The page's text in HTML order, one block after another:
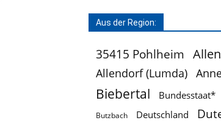
Aus der Region:
35415 Pohlheim
Allendorf (Lumda)
Biebertal Bundesstaat*
Butzbach Deutschland